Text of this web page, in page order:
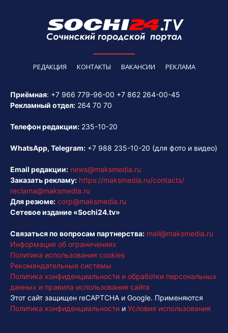
РЕДАКЦИЯ КОНТАКТЫ ВАКАНСИИ РЕКЛАМА
Приёмная: +7 966 779-96-00 +7 862 264-00-45
Рекламный отдел: 264 70 70
Телефон редакции: 235-10-20
WhatsApp, Telegram: +7 988 235-10-20 (для фото и видео)
Email редакции: news@maksmedia.ru
Заказать рекламу: https://maksmedia.ru/contacts/
reclama@maksmedia.ru
Для резюме: corp@maksmedia.ru
Сетевое издание «Sochi24.tv»
Связаться по вопросам партнерства: mail@maksmedia.ru
Информация об ограничениях
Политика использования cookies
Рекомендательные системы
Политика конфиденциальности и обработки персональных
данных и правила использования сайта
Этот сайт защищен reCAPTCHA и Google. Применяются
Политика конфиденциальности и Условия использования